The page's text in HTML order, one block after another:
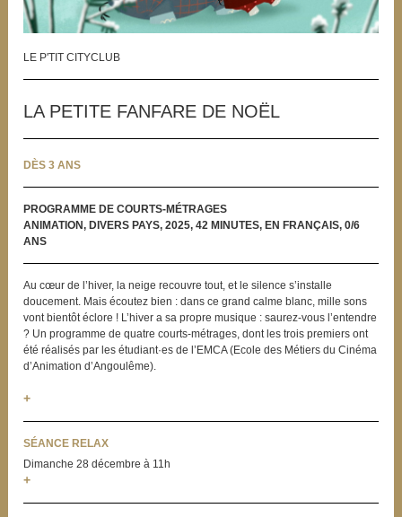
LE P'TIT CITYCLUB
LA PETITE FANFARE DE NOËL
DÈS 3 ANS
PROGRAMME DE COURTS-MÉTRAGES
ANIMATION, DIVERS PAYS, 2025, 42 MINUTES, EN FRANÇAIS, 0/6
ANS
Au cœur de l’hiver, la neige recouvre tout, et le silence s’installe
doucement. Mais écoutez bien : dans ce grand calme blanc, mille sons
vont bientôt éclore ! L’hiver a sa propre musique : saurez-vous l’entendre
? Un programme de quatre courts-métrages, dont les trois premiers ont
été réalisés par les étudiant·es de l’EMCA (Ecole des Métiers du Cinéma
d’Animation d’Angoulême).
+
SÉANCE RELAX
Dimanche 28 décembre à 11h
+